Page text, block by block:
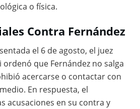
o física.
Contra Fernández
el 6 de agosto, el juez
ordenó que Fernández no salga
acercarse o contactar con
En respuesta, el
acusaciones en su contra y